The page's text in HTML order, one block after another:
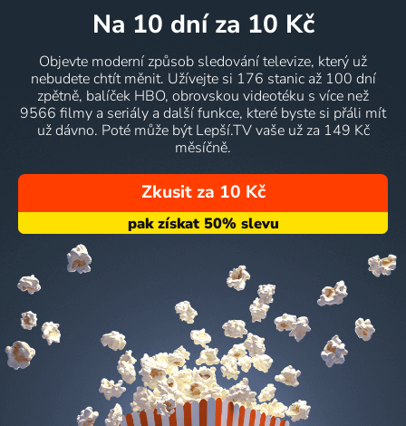
na 10 dní za 10 Kč
Objevte moderní způsob sledování televize, který už
nebudete chtít měnit. Užívejte si 176 stanic až 100 dní
zpětně, balíček HBO, obrovskou videotéku s více než
9566 filmy a seriály a další funkce, které byste si přáli mít
už dávno. Poté může být Lepší.TV vaše už za 149 Kč
měsíčně.
Zkusit za 10 Kč